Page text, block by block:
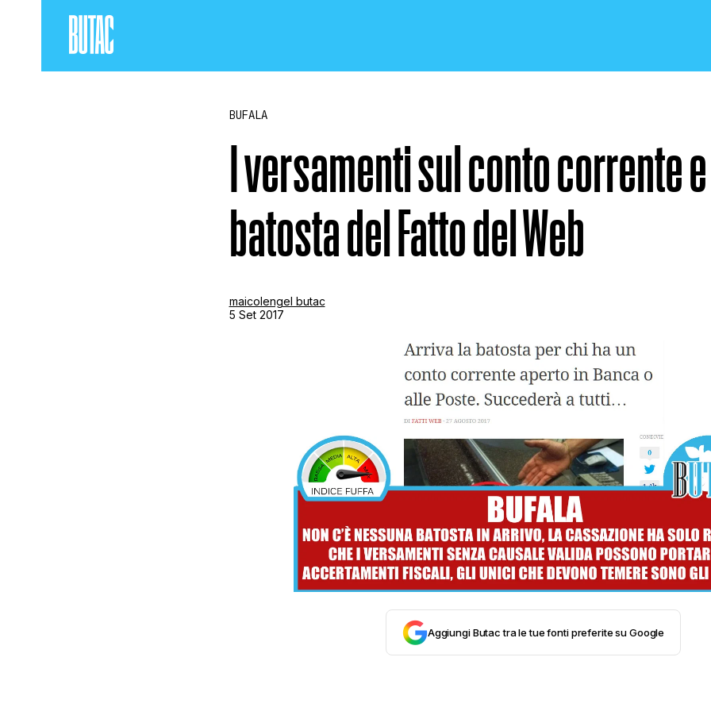
SCIENZA E TECNOLOGIA
STORIA E CITAZIONI
INTRATTENIMENTO
COMPLOTTI, LEGGENDE URBANE ED
EDITORIALI
TRUFFE E SOCIAL NETWORK
BUFALA
I versamenti sul conto corrente
batosta del Fatto del Web
maicolengel butac
5 Set 2017
Aggiungi Butac tra le tue fonti preferite su Google